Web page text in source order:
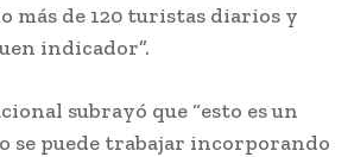
más de 120 turistas diarios y
indicador”.
subrayó que “esto es un
se puede trabajar incorporando